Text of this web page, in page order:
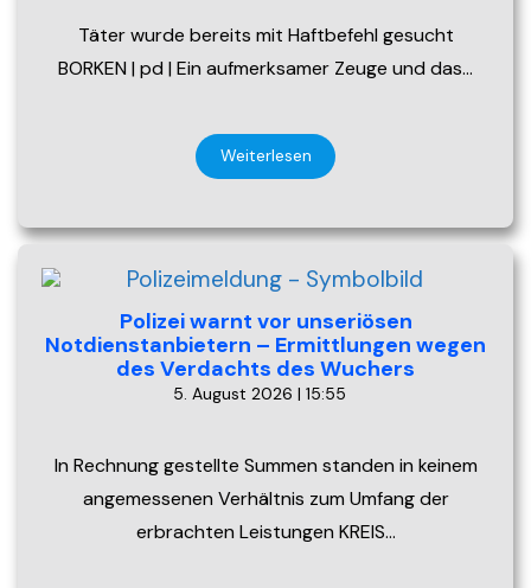
Täter wurde bereits mit Haftbefehl gesucht
BORKEN | pd | Ein aufmerksamer Zeuge und das…
Weiterlesen
Polizei warnt vor unseriösen
Notdienstanbietern – Ermittlungen wegen
des Verdachts des Wuchers
5. August 2026 | 15:55
In Rechnung gestellte Summen standen in keinem
angemessenen Verhältnis zum Umfang der
erbrachten Leistungen KREIS…